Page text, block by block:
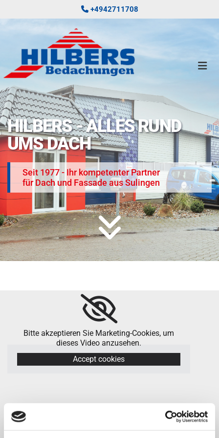
 +4942711708
HILBERS - ALLES RUND
UMS DACH
Seit 1977 - Ihr kompetenter Partner
für Dach und Fassade aus Sulingen

Bitte akzeptieren Sie Marketing-Cookies, um
dieses Video anzusehen.
Accept cookies